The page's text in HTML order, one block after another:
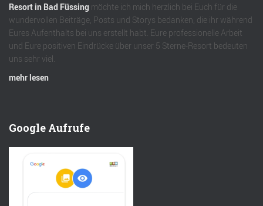
Resort in Bad Füssing möchte ich mich herzlich bei Euch für die
wundervollen Beiträge, Posts und Storys bedanken, die ihr während
Eures Aufenthalts bei uns erstellt habt. Eure professionelle Arbeit
und Eure positiven Eindrücke über unser 5 Sterne-Resort bedeuten
uns sehr viel.
mehr lesen
Google Aufrufe